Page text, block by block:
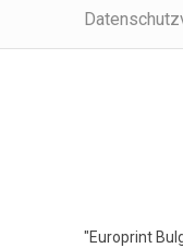
"Europrint